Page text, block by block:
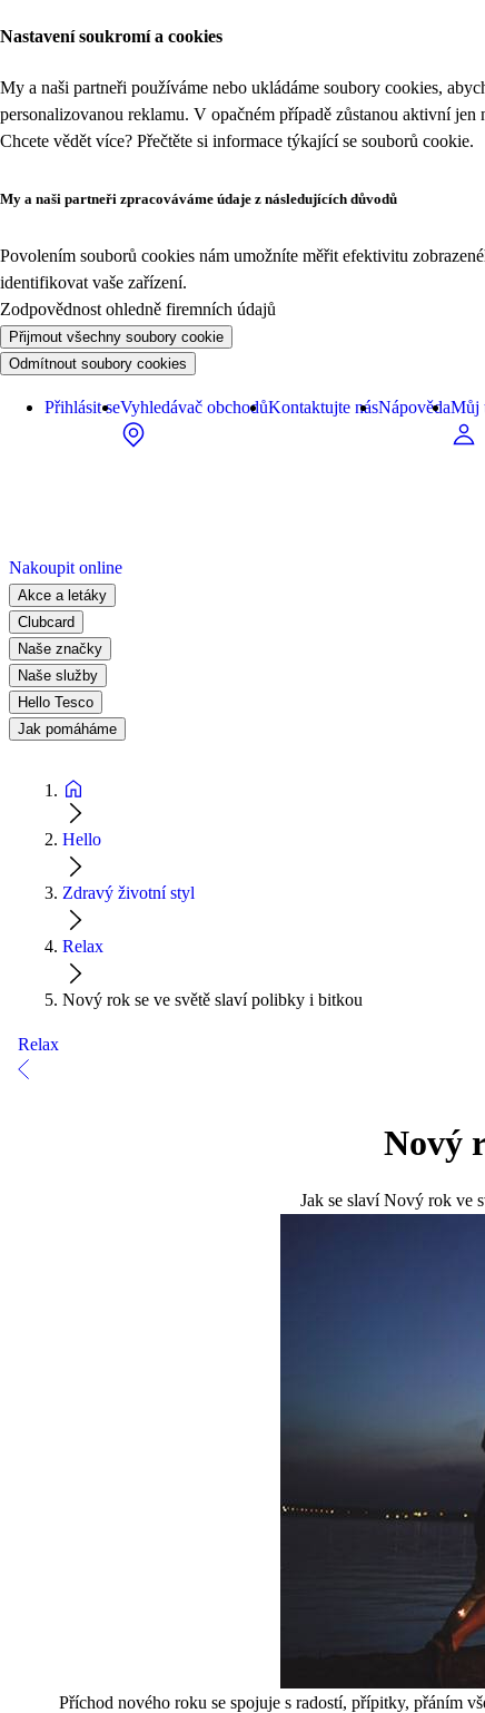
Nastavení soukromí a cookies
My a naši partneři používáme nebo ukládáme soubory cookies,
personalizovanou reklamu. V opačném případě zůstanou aktivní
Chcete vědět více? Přečtěte si informace týkající se souborů cookie.
My a naši partneři zpracováváme údaje z následujících důvodů
Povolením souborů cookies nám umožníte měřit efektivitu
identifikovat vaše zařízení.
Zodpovědnost ohledně firemních údajů
Přijmout všechny soubory cookie
Odmítnout soubory cookies
Přihlásit seVyhledávač obchodůKontaktujte násNápovědaMůj
Nakoupit online
Akce a letáky
Clubcard
Naše značky
Naše služby
Hello Tesco
Jak pomáháme
Hello
Zdravý životní styl
Relax
Nový rok se ve světě slaví polibky i bitkou
Relax
Nový
Jak se slaví Nový rok ve
Příchod nového roku se spojuje s radostí, přípitky, přáním